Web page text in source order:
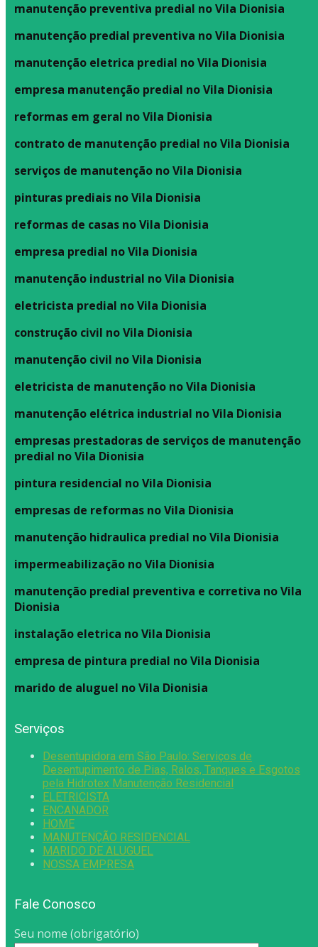
manutenção preventiva predial no Vila Dionisia
manutenção predial preventiva no Vila Dionisia
manutenção eletrica predial no Vila Dionisia
empresa manutenção predial no Vila Dionisia
reformas em geral no Vila Dionisia
contrato de manutenção predial no Vila Dionisia
serviços de manutenção no Vila Dionisia
pinturas prediais no Vila Dionisia
reformas de casas no Vila Dionisia
empresa predial no Vila Dionisia
manutenção industrial no Vila Dionisia
eletricista predial no Vila Dionisia
construção civil no Vila Dionisia
manutenção civil no Vila Dionisia
eletricista de manutenção no Vila Dionisia
manutenção elétrica industrial no Vila Dionisia
empresas prestadoras de serviços de manutenção
predial no Vila Dionisia
pintura residencial no Vila Dionisia
empresas de reformas no Vila Dionisia
manutenção hidraulica predial no Vila Dionisia
impermeabilização no Vila Dionisia
manutenção predial preventiva e corretiva no Vila
Dionisia
instalação eletrica no Vila Dionisia
empresa de pintura predial no Vila Dionisia
marido de aluguel no Vila Dionisia
Serviços
Desentupidora em São Paulo: Serviços de
Desentupimento de Pias, Ralos, Tanques e Esgotos
pela Hidrotex Manutenção Residencial
ELETRICISTA
ENCANADOR
HOME
MANUTENÇÃO RESIDENCIAL
MARIDO DE ALUGUEL
NOSSA EMPRESA
Fale Conosco
Seu nome (obrigatório)